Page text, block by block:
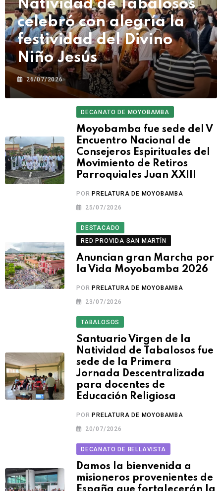
Natividad de Tabalosos
celebró con alegría la
festividad del Divino
Niño Jesús
26/07/2026
DECANATO DE MOYOBAMBA
Moyobamba fue sede del V
Encuentro Nacional de
Consejeros Espirituales del
Movimiento de Retiros
Parroquiales Juan XXIII
POR PRELATURA DE MOYOBAMBA
25/07/2026
DESTACADO
RED PROVIDA SAN MARTÍN
Anuncian gran Marcha por
la Vida Moyobamba 2026
POR PRELATURA DE MOYOBAMBA
23/07/2026
TABALOSOS
Santuario Virgen de la
Natividad de Tabalosos fue
sede de la Primera
Jornada Descentralizada
para docentes de
Educación Religiosa
POR PRELATURA DE MOYOBAMBA
20/07/2026
DECANATO DE BELLAVISTA
Damos la bienvenida a
misioneros provenientes de